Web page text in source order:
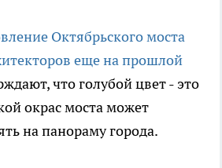
Октябрьского моста
еще на прошлой
что голубой цвет - это
окрас моста может
на панораму города.